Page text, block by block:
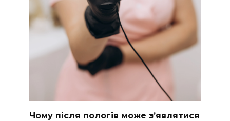
Чому після пологів може з’являтися